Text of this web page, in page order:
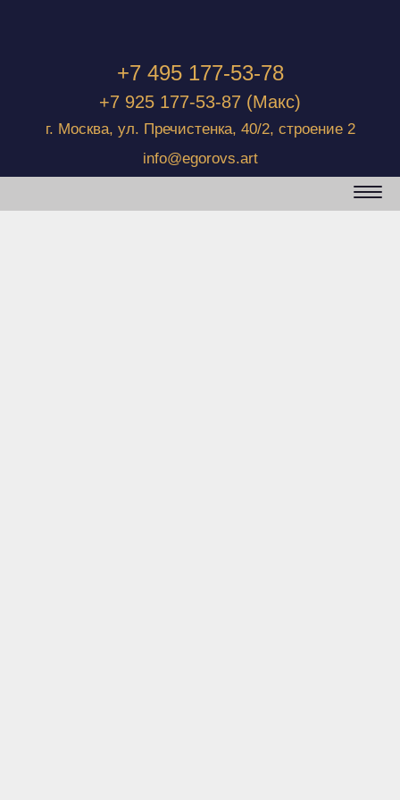
+7 495 177-53-78
+7 925 177-53-87 (Макс)
г. Москва, ул. Пречистенка, 40/2, строение 2
info@egorovs.art